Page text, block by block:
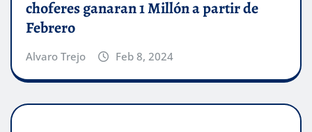
choferes ganaran 1 Millón a partir de
Febrero
Alvaro Trejo Feb 8, 2024